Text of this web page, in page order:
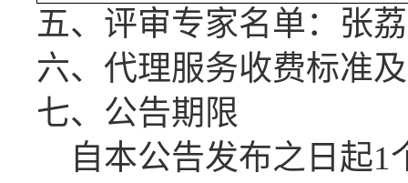
五、 评审专家名单： 张
六、 代理服务收费标准
七、公告期限
自本公告发布之日起1